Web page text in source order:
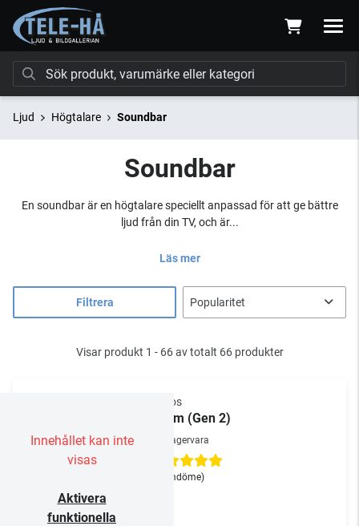
Ljud Högtalare Soundbar
Soundbar
En soundbar är en högtalare speciellt anpassad för att ge bättre
ljud från din TV, och är...
Läs mer
Filtrera
Visar produkt 1 - 66 av totalt 66 produkter
Innehållet kan inte
visas
Aktivera
funktionella
Sonos
Beam (Gen 2)
Lagervara
omdöme)